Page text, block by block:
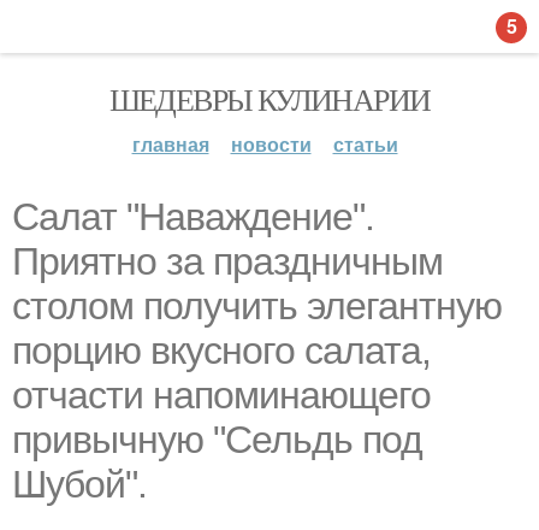
ШЕДЕВРЫ КУЛИНАРИИ
главная новости статьи
Салат "Наваждение".
Приятно за праздничным
столом получить элегантную
порцию вкусного салата,
отчасти напоминающего
привычную "Сельдь под
Шубой".
5